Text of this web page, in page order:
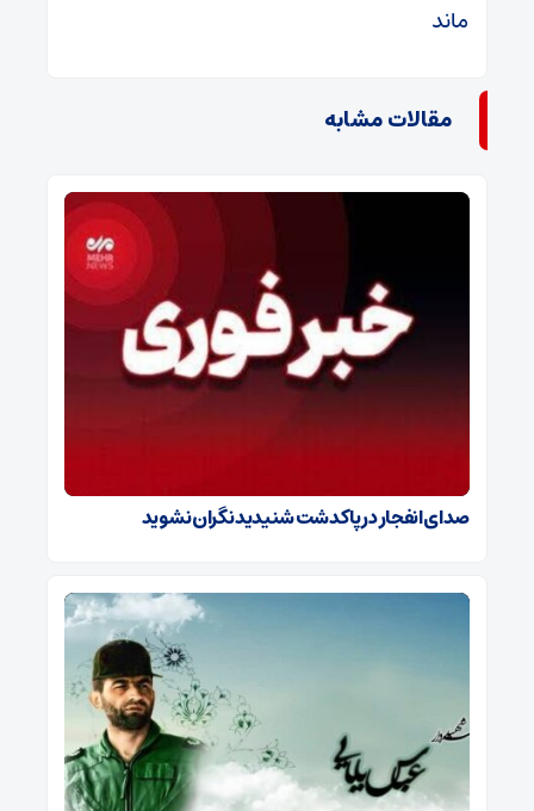
ماند
مقالات مشابه
صدای انفجار در پاکدشت شنیدید نگران نشوید